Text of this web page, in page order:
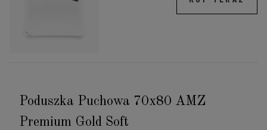
Poduszka Puchowa 70x80 AMZ
Premium Gold Soft